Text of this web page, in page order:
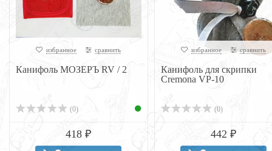
избранное сравнить
Канифоль МОЗЕРЪ RV / 2
(0)
418 ₽
избранное сравнить
Канифоль для скрипки
Cremona VP-10
(0)
442 ₽